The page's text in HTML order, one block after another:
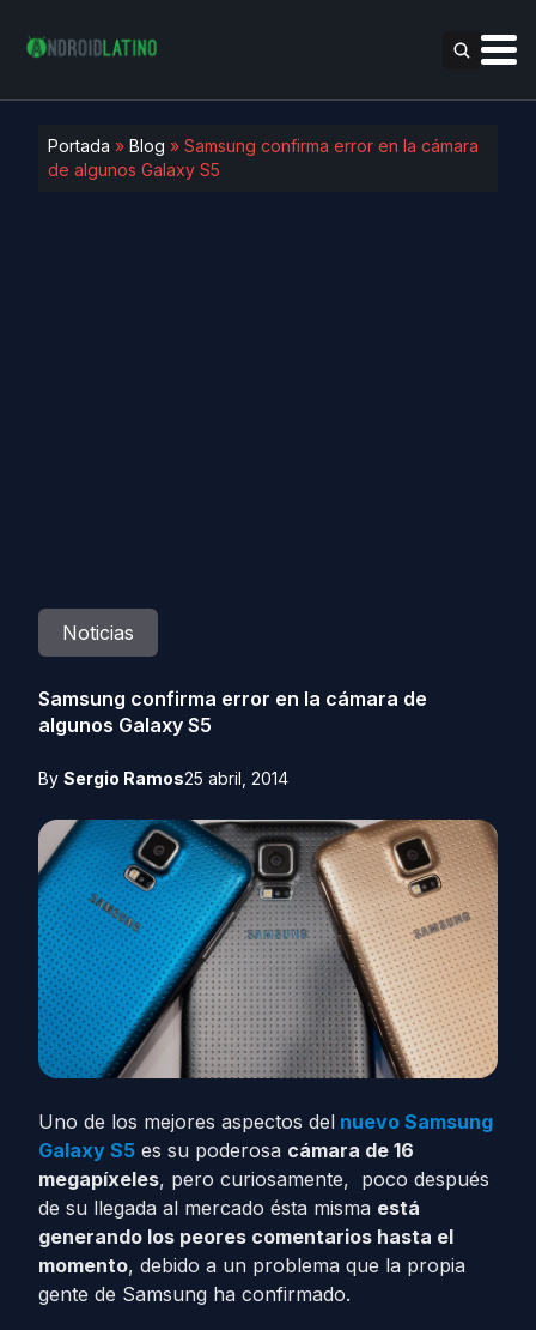
Portada » Blog » Samsung confirma error en la cámara
de algunos Galaxy S5
Noticias
Samsung confirma error en la cámara de
algunos Galaxy S5
By Sergio Ramos25 abril, 2014
Uno de los mejores aspectos del nuevo Samsung
Galaxy S5 es su poderosa cámara de 16
megapíxeles, pero curiosamente, poco después
de su llegada al mercado ésta misma está
generando los peores comentarios hasta el
momento, debido a un problema que la propia
gente de Samsung ha confirmado.